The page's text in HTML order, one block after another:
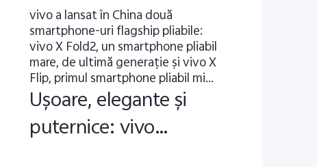
​vivo a lansat în China două
smartphone-uri flagship pliabile:
vivo X Fold2, un smartphone pliabil
mare, de ultimă generaţie şi vivo X
Flip, primul smartphone pliabil mic
produs de vivo
Ușoare, elegante și
puternice: vivo